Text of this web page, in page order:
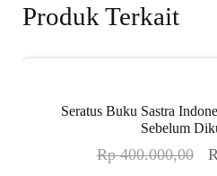
Produk Terkait
Seratus Buku Sastra
Sebelum
Rp400.000,00